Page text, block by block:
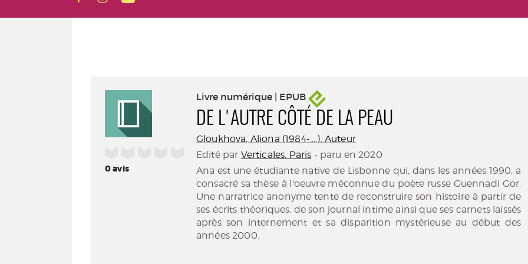
0avis
Livre numérique | EPUB
DE L'AUTRE CÔTÉ DE LA PEAU
Gloukhova, Aliona (1984-....). Auteur
Edité par Verticales. Paris - paru en 2020
Ana est une étudiante native de Lisbonne qui, dans les années 1990, a
consacré sa thèse à l'oeuvre méconnue du poète russe Guennadi Gor.
Une narratrice anonyme tente de reconstruire son histoire à partir de
ses écrits théoriques, de son journal intime ainsi que ses carnets laissés
après son internement et sa disparition mystérieuse au début des
années 2000.